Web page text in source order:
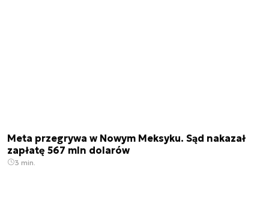
Meta przegrywa w Nowym Meksyku. Sąd nakazał
zapłatę 567 mln dolarów
3 min.